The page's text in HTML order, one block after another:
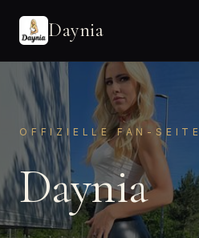
Daynia
OFFIZIELLE FAN-SEITE
Daynia